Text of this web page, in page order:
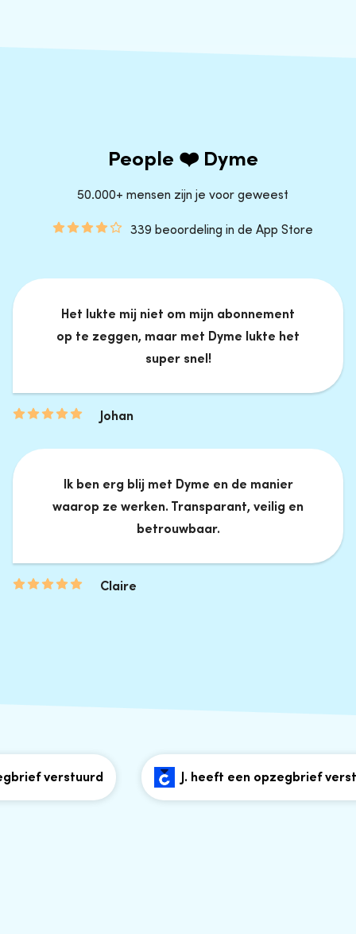
People ❤️ Dyme
50.000+ mensen zijn je voor geweest
339 beoordeling in de App Store
Het lukte mij niet om mijn abonnement
op te zeggen, maar met Dyme lukte het
super snel!
Johan
Ik ben erg blij met Dyme en de manier
waarop ze werken. Transparant, veilig en
betrouwbaar.
Claire
verstuurd J. heeft een opzegbrief